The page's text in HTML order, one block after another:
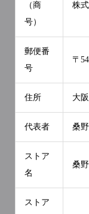
（商
号）
株
郵便番
号
〒
住所 大
代表者 桑
ストア
名
桑
ストア